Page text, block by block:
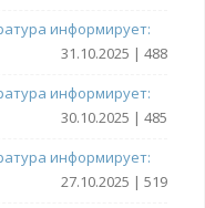
информирует:
31.10.2025 | 488
информирует:
30.10.2025 | 485
информирует:
27.10.2025 | 519